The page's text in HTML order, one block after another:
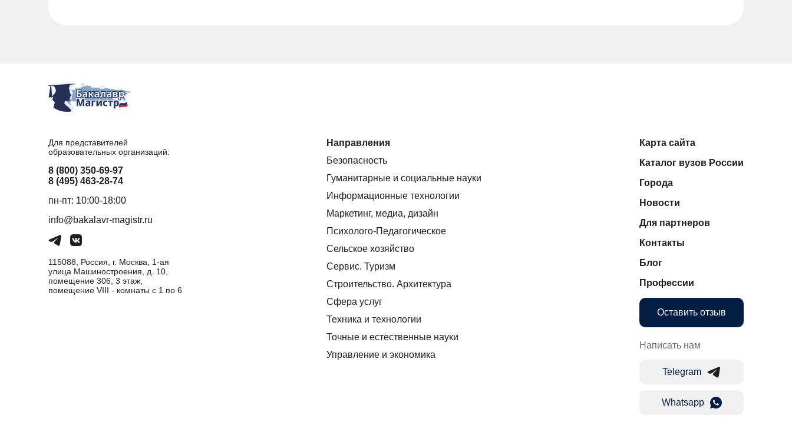
Для представителей
образовательных организаций:
8 (800) 350-69-97
8 (495) 463-28-74
пн-пт: 10:00-18:00
info@bakalavr-magistr.ru
115088, Россия, г. Москва, 1-ая
улица Машиностроения, д. 10,
помещение 306, 3 этаж,
помещение VIII - комнаты с 1 по 6
Направления
Безопасность
Гуманитарные и социальные науки
Информационные технологии
Маркетинг, медиа, дизайн
Психолого-Педагогическое
Сельское хозяйство
Сервис. Туризм
Строительство. Архитектура
Сфера услуг
Техника и технологии
Точные и естественные науки
Управление и экономика
Карта сайта
Каталог вузов России
Города
Новости
Для партнеров
Контакты
Блог
Профессии
Оставить отзыв
Написать нам
Telegram
Whatsapp